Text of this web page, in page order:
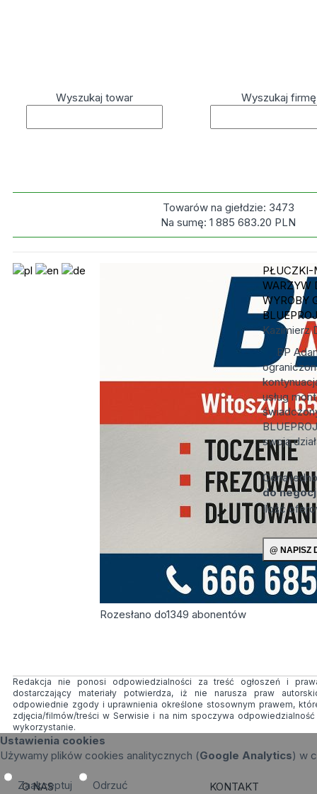
Wyszukaj towar Wyszukaj firmę
Towarów na giełdzie: 3473
Na sumę:1 885 683.20 PLN
Rozesłano do1349 abonentów
PŁUCZKI-
WARZYW
WYROBY
Kazimierz
BP
usług
swoją
Cena
do
Ilość
Redakcja nie ponosi odpowiedzialności za treść ogłoszeń i
dostarczający materiały potwierdza, iż nie narusza praw
odpowiednie zgody i uprawnienia określone stosownym prawem,
zdjęcia/filmów/treści w Serwisie i na nim spoczywa
wykorzystanie.
Ustawienia cookies
Używamy plików cookies analitycznych (Google Analytics) w
Zaakceptuj Odrzuć
O NAS KONTAKT